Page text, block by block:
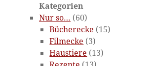
Kategorien
Nur so… (60)
Bücherecke (15)
Filmecke (3)
Haustiere (13)